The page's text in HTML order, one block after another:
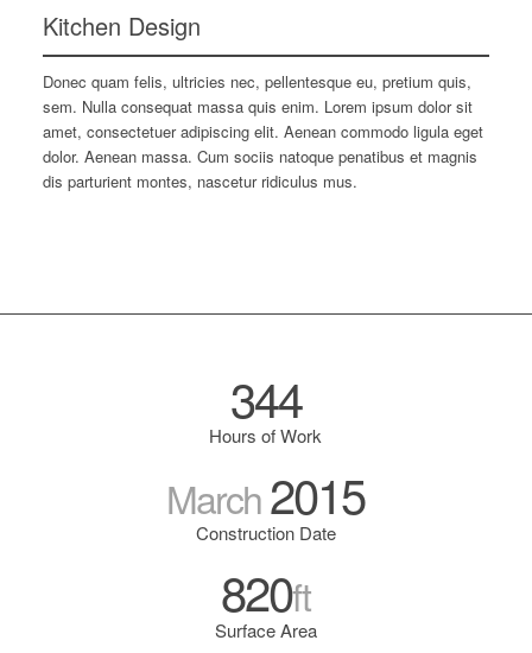
Kitchen Design
Donec quam felis, ultricies nec, pellentesque eu, pretium quis,
sem. Nulla consequat massa quis enim. Lorem ipsum dolor sit
amet, consectetuer adipiscing elit. Aenean commodo ligula eget
dolor. Aenean massa. Cum sociis natoque penatibus et magnis
dis parturient montes, nascetur ridiculus mus.
344
Hours of Work
March2015
Construction Date
820ft
Surface Area